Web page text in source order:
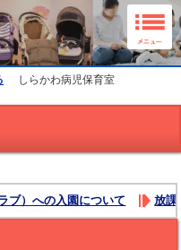
しらかわ病児保育室
ブ）への入園について 放課